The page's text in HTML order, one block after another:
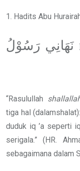
1. Hadits Abu
ثلاَثٍ: عَنْ نَقْرَةٍ �َ عَنْ n نَهَانِي رَسُوْلُ
“Rasulullah
tiga hal
duduk iq ’a seperti
serigala.” (HR.
sebagaimana dalam